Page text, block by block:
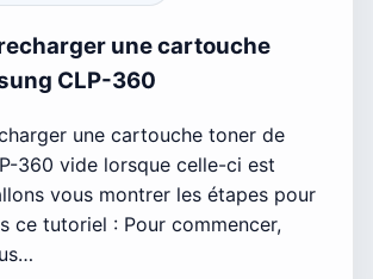
une cartouche
CLP-360
une cartouche toner de
360 vide lorsque celle-ci est
vous montrer les étapes pour
ce tutoriel : Pour commencer,